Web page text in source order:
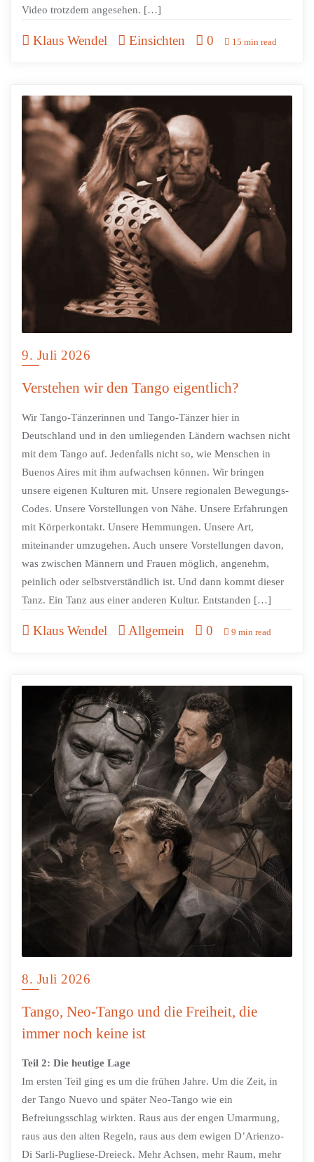
Video trotzdem angesehen. […]
Klaus Wendel Einsichten 0 15 min read
9. Juli 2026
Verstehen wir den Tango eigentlich?
Wir Tango-Tänzerinnen und Tango-Tänzer hier in
Deutschland und in den umliegenden Ländern wachsen nicht
mit dem Tango auf. Jedenfalls nicht so, wie Menschen in
Buenos Aires mit ihm aufwachsen können. Wir bringen
unsere eigenen Kulturen mit. Unsere regionalen Bewegungs-
Codes. Unsere Vorstellungen von Nähe. Unsere Erfahrungen
mit Körperkontakt. Unsere Hemmungen. Unsere Art,
miteinander umzugehen. Auch unsere Vorstellungen davon,
was zwischen Männern und Frauen möglich, angenehm,
peinlich oder selbstverständlich ist. Und dann kommt dieser
Tanz. Ein Tanz aus einer anderen Kultur. Entstanden […]
Klaus Wendel Allgemein 0 9 min read
8. Juli 2026
Tango, Neo-Tango und die Freiheit, die
immer noch keine ist
Teil 2: Die heutige Lage
Im ersten Teil ging es um die frühen Jahre. Um die Zeit, in
der Tango Nuevo und später Neo-Tango wie ein
Befreiungsschlag wirkten. Raus aus der engen Umarmung,
raus aus den alten Regeln, raus aus dem ewigen D’Arienzo-
Di Sarli-Pugliese-Dreieck. Mehr Achsen, mehr Raum, mehr